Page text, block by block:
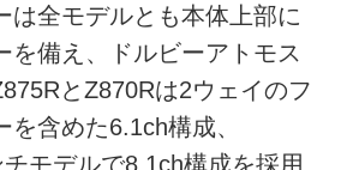
全モデルとも本体上部に
を備え、ドルビーアトモス
とZ870Rは2ウェイのフ
を含めた6.1ch構成、
モデルで8.1ch構成を採用